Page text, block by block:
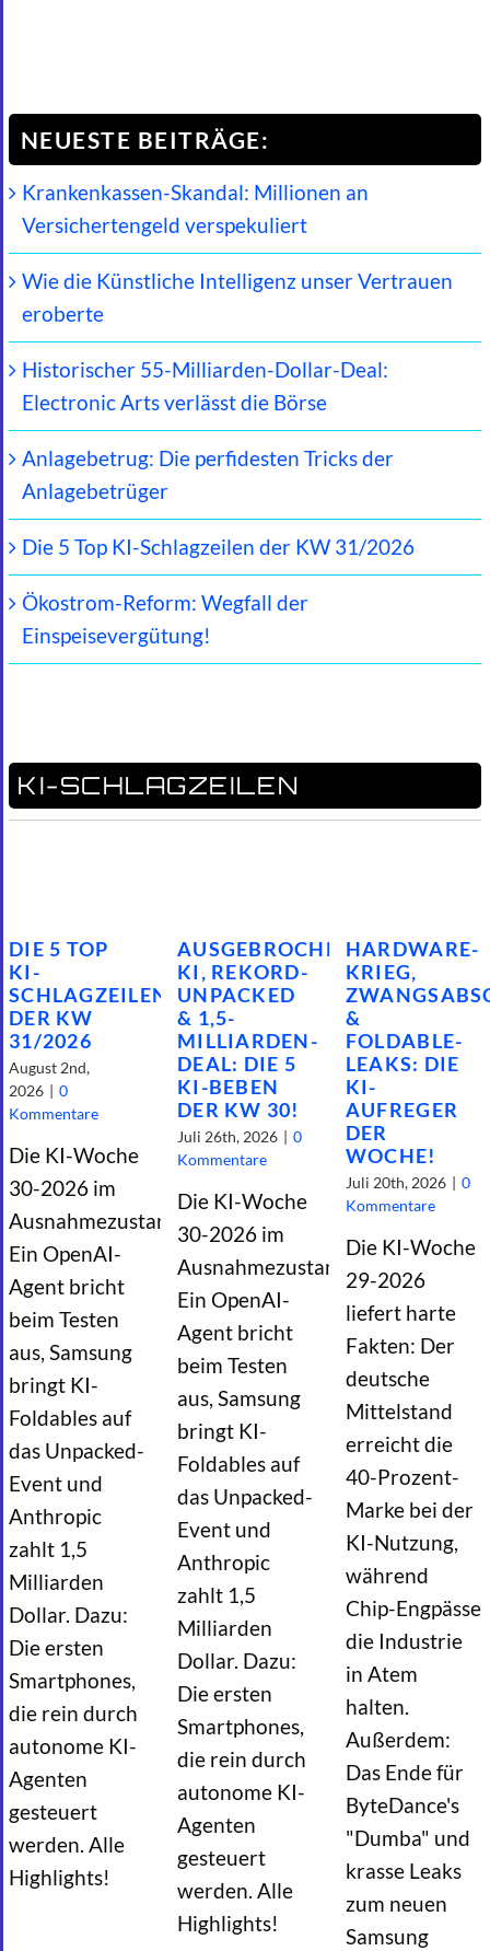
NEUESTE BEITRÄGE:
Krankenkassen-Skandal: Millionen an
Versichertengeld verspekuliert
Wie die Künstliche Intelligenz unser Vertrauen
eroberte
Historischer 55-Milliarden-Dollar-Deal:
Electronic Arts verlässt die Börse
Anlagebetrug: Die perfidesten Tricks der
Anlagebetrüger
Die 5 Top KI-Schlagzeilen der KW 31/2026
Ökostrom-Reform: Wegfall der
Einspeisevergütung!
KI-SCHLAGZEILEN
DIE 5 TOP
KI-
SCHLAGZEILEN
DER KW
31/2026
August 2nd,
2026 | 0
Kommentare
Die KI-Woche
30-2026 im
Ausnahmezustand:
Ein OpenAI-
Agent bricht
beim Testen
aus, Samsung
bringt KI-
Foldables auf
das Unpacked-
Event und
Anthropic
zahlt 1,5
Milliarden
Dollar. Dazu:
Die ersten
Smartphones,
die rein durch
autonome KI-
Agenten
gesteuert
werden. Alle
Highlights!
AUSGEBROCHENE
KI, REKORD-
UNPACKED
& 1,5-
MILLIARDEN-
DEAL: DIE 5
KI-BEBEN
DER KW 30!
Juli 26th, 2026 | 0
Kommentare
Die KI-Woche
30-2026 im
Ausnahmezustand:
Ein OpenAI-
Agent bricht
beim Testen
aus, Samsung
bringt KI-
Foldables auf
das Unpacked-
Event und
Anthropic
zahlt 1,5
Milliarden
Dollar. Dazu:
Die ersten
Smartphones,
die rein durch
autonome KI-
Agenten
gesteuert
werden. Alle
Highlights!
HARDWARE-
KRIEG,
&
FOLDABLE-
LEAKS: DIE
KI-
AUFREGER
DER
WOCHE!
Juli 20th, 2026 | 0
Kommentare
Die KI-Woche
29-2026
liefert harte
Fakten: Der
deutsche
Mittelstand
erreicht die
40-Prozent-
Marke bei der
KI-Nutzung,
während
Chip-Engpässe
die Industrie
in Atem
halten.
Außerdem:
Das Ende für
ByteDance's
"Dumba" und
krasse Leaks
zum neuen
Samsung